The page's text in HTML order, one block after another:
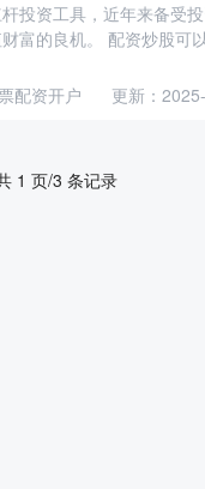
投资工具，近年来备受
富的良机。 配资炒股可
更新：
配资开户
1 页/3 条记录